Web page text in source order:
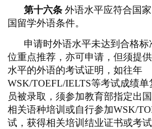
第十六条 外语水平应符合国
国留学外语条件。
申请时外语水平未达到合格
位重点推荐，亦可申请，但须提
水平的外语的考试证明，如往年
WSK/TOEFL/IELTS等考试成绩单
员被录取，须参加教育部指定出
相关语种培训或自行参加WSK/
试，获得相关培训结业证书或考